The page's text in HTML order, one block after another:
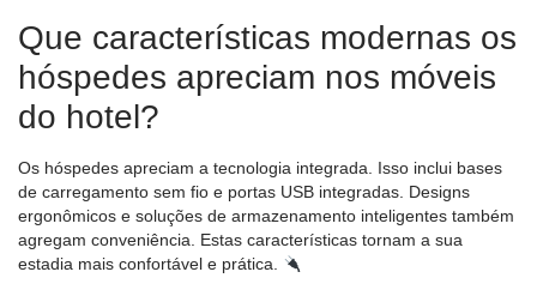
Que características modernas os
hóspedes apreciam nos móveis
do hotel?
Os hóspedes apreciam a tecnologia integrada. Isso inclui bases
de carregamento sem fio e portas USB integradas. Designs
ergonômicos e soluções de armazenamento inteligentes também
agregam conveniência. Estas características tornam a sua
estadia mais confortável e prática.